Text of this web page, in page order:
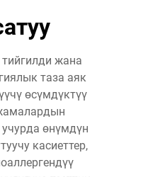
жана
таза аяк
өсүмдүктүү
өнүмдүн
касиеттер,